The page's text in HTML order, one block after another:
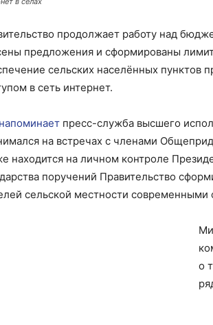
продолжает работу над
предложения и сформированы
сельских населённых пунктов
в сеть интернет.
напоминает пресс-служба высшего
на встречах с членами
находится на личном контроле
поручений Правительство
сельской местности современными
о